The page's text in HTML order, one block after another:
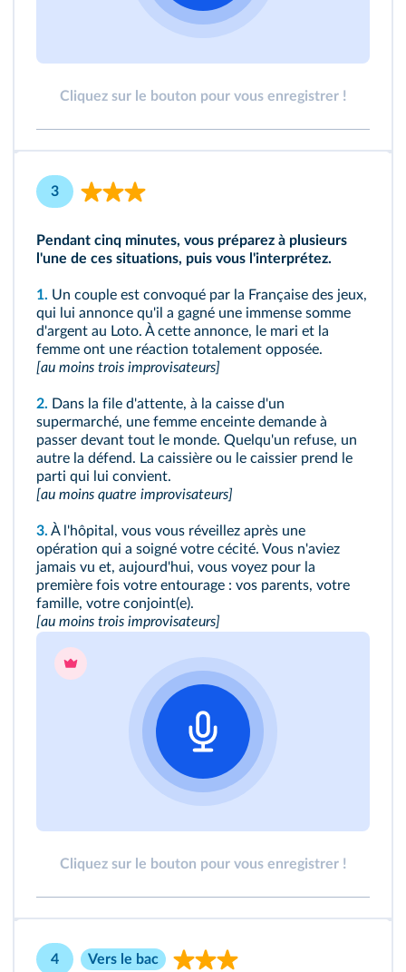
Cliquez sur le bouton pour vous enregistrer !
3
Pendant cinq minutes, vous préparez à plusieurs
l'une de ces situations, puis vous l'interprétez.
1. Un couple est convoqué par la Française des jeux,
qui lui annonce qu'il a gagné une immense somme
d'argent au Loto. À cette annonce, le mari et la
femme ont une réaction totalement opposée.
[au moins trois improvisateurs]
2. Dans la file d'attente, à la caisse d'un
supermarché, une femme enceinte demande à
passer devant tout le monde. Quelqu'un refuse, un
autre la défend. La caissière ou le caissier prend le
parti qui lui convient.
[au moins quatre improvisateurs]
3. À l'hôpital, vous vous réveillez après une
opération qui a soigné votre cécité. Vous n'aviez
jamais vu et, aujourd'hui, vous voyez pour la
première fois votre entourage : vos parents, votre
famille, votre conjoint(e).
[au moins trois improvisateurs]
Cliquez sur le bouton pour vous enregistrer !
4 Vers le bac